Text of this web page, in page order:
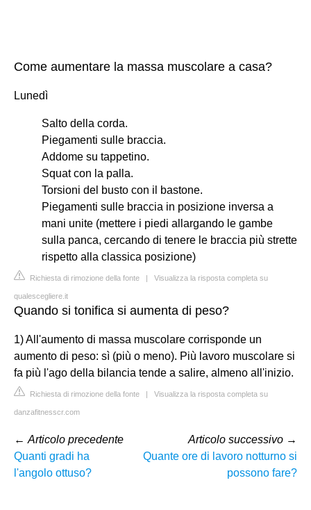
Come aumentare la massa muscolare a casa?
Lunedì
Salto della corda.
Piegamenti sulle braccia.
Addome su tappetino.
Squat con la palla.
Torsioni del busto con il bastone.
Piegamenti sulle braccia in posizione inversa a
mani unite (mettere i piedi allargando le gambe
sulla panca, cercando di tenere le braccia più strette
rispetto alla classica posizione)
Richiesta di rimozione della fonte | Visualizza la risposta completa su
qualescegliere.it
Quando si tonifica si aumenta di peso?
1) All'aumento di massa muscolare corrisponde un
aumento di peso: sì (più o meno). Più lavoro muscolare si
fa più l'ago della bilancia tende a salire, almeno all'inizio.
Richiesta di rimozione della fonte | Visualizza la risposta completa su
danzafitnesscr.com
← Articolo precedente
Quanti gradi ha
l'angolo ottuso?
Articolo successivo →
Quante ore di lavoro notturno si
possono fare?